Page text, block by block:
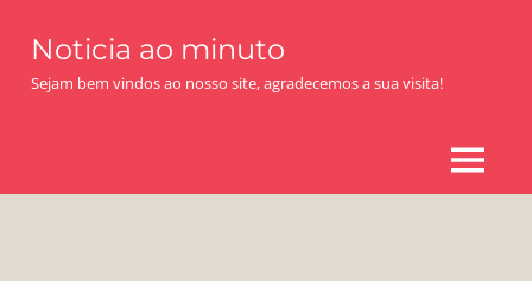
content
Noticia ao minuto
Sejam bem vindos ao nosso site, agradecemos a sua visita!
MENU